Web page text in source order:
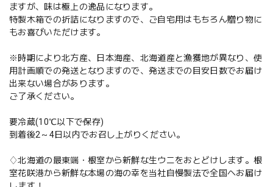
ますが、味は極上の逸品になります。
特製木箱での折詰になりますので、ご自宅用はもちろん贈り物に
もお喜びいただけます。
※時期により北方産、日本海産、北海道産と漁獲地が異なり、使
用計画順での発送となりますので、発送までの目安日数でお届け
出来ない場合があります。
ご了承ください。
要冷蔵(10℃以下で保存)
到着後2～4日以内でお召し上がりください。
♢北海道の最東端・根室から新鮮な生ウニをおとどけします。根
室花咲港から新鮮な本場の海の幸を当社自慢製法で全国へお届け